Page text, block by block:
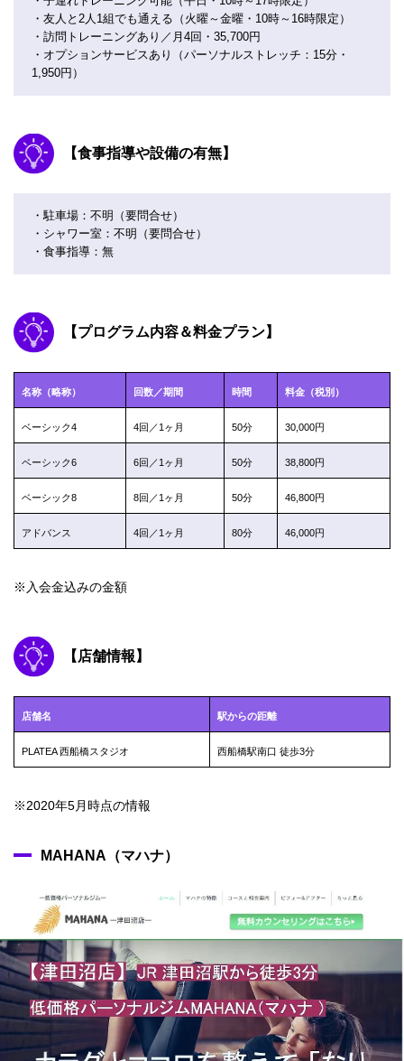
・友人と2人1組でも通える（火曜～金曜・10時～16時限定）
・訪問トレーニングあり／月4回・35,700円
・オプションサービスあり（パーソナルストレッチ：15分・
1,950円）
【食事指導や設備の有無】
・駐車場：不明（要問合せ）
・シャワー室：不明（要問合せ）
・食事指導：無
【プログラム内容＆料金プラン】
名称（略称） 回数／期間 時間 料金（税別）
ベーシック4 4回／1ヶ月 50分 30,000円
ベーシック6 6回／1ヶ月 50分 38,800円
ベーシック8 8回／1ヶ月 50分 46,800円
アドバンス 4回／1ヶ月 80分 46,000円
※入会金込みの金額
【店舗情報】
店舗名 駅からの距離
PLATEA 西船橋スタジオ 西船橋駅南口 徒歩3分
※2020年5月時点の情報
MAHANA（マハナ）